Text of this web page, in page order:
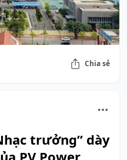
Chia sẻ
trưởng” dày
PV Power